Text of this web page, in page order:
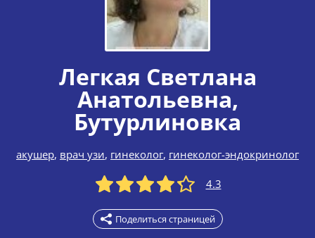
Легкая Светлана
Анатольевна,
Бутурлиновка
акушер, врач узи, гинеколог, гинеколог-эндокринолог
4.3
Поделиться страницей